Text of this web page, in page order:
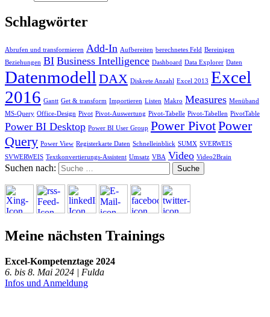
Schlagwörter
Abrufen und transformieren Add-In Aufbereiten berechnetes Feld Bereinigen
Beziehungen BI Business Intelligence Dashboard Data Explorer Daten
Datenmodell DAX Diskrete Anzahl Excel 2013 Excel
2016 Gantt Get & transform Importieren Listen Makro Measures Menüband
MS-Query Office-Design Pivot Pivot-Auswertung Pivot-Tabelle Pivot-Tabellen PivotTable
Power BI Desktop Power BI User Group Power PivotPower
Query Power View Registerkarte Daten Schnelleinblick SUMX SVERWEIS
SVWERWEIS Textkonvertierungs-Assistent Umsatz VBA Video Video2Brain
Suchen nach:
Meine nächsten Trainings
Excel-Kompetenztage 2024
6. bis 8. Mai 2024 | Fulda
Infos und Anmeldung